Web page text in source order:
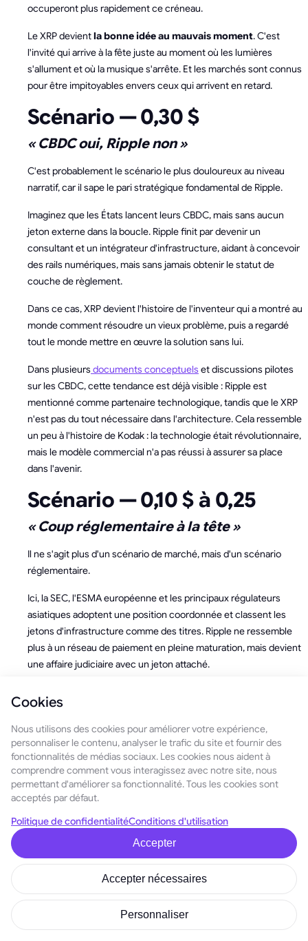
occuperont plus rapidement ce créneau.
Le XRP devientla bonne idée au mauvais moment. C'est
l'invité qui arrive à la fête juste au moment où les lumières
s'allument et où la musique s'arrête. Et les marchés sont connus
pour être impitoyables envers ceux qui arrivent en retard.
Scénario — 0,30 $
« CBDC oui, Ripple non »
C'est probablement le scénario le plus douloureux au niveau
narratif, car il sape le pari stratégique fondamental de Ripple.
Imaginez que les États lancent leurs CBDC, mais sans aucun
jeton externe dans la boucle. Ripple finit par devenir un
consultant et un intégrateur d'infrastructure, aidant à concevoir
des rails numériques, mais sans jamais obtenir le statut de
couche de règlement.
Dans ce cas, XRP devient l'histoire de l'inventeur qui a montré au
monde comment résoudre un vieux problème, puis a regardé
tout le monde mettre en œuvre la solution sans lui.
Dans plusieurs documents conceptuels et discussions pilotes
sur les CBDC, cette tendance est déjà visible : Ripple est
mentionné comme partenaire technologique, tandis que le XRP
n'est pas du tout nécessaire dans l'architecture. Cela ressemble
un peu à l'histoire de Kodak : la technologie était révolutionnaire,
mais le modèle commercial n'a pas réussi à assurer sa place
dans l'avenir.
Scénario — 0,10 $ à 0,25
« Coup réglementaire à la tête »
Il ne s'agit plus d'un scénario de marché, mais d'un scénario
réglementaire.
Ici, la SEC, l'ESMA européenne et les principaux régulateurs
asiatiques adoptent une position coordonnée et classent les
jetons d'infrastructure comme des titres. Ripple ne ressemble
plus à un réseau de paiement en pleine maturation, mais devient
une affaire judiciaire avec un jeton attaché.
épuisante. Si l'interprétation finale de cette histoire s'avère
sévère, le XRP passera d'un actif mondial à uninstrument
toxiqueque les banques ne pourront tout simplement pas
toucher. Non pas parce que la technologie est défaillante, mais
parce quepersonne n'est autorisé à l'utiliser en toute
sécurité.
Lorsque la réglementation frappe de cette manière, le marché ne
Cookies
Nous utilisons des cookies pour améliorer votre expérience,
personnaliser le contenu, analyser le trafic du site et fournir des
fonctionnalités de médias sociaux. Les cookies nous aident à
comprendre comment vous interagissez avec notre site, nous
permettant d'améliorer sa fonctionnalité. Tous les cookies sont
acceptés par défaut.
Politique de confidentialitéConditions d'utilisation
Accepter
Accepter nécessaires
Personnaliser